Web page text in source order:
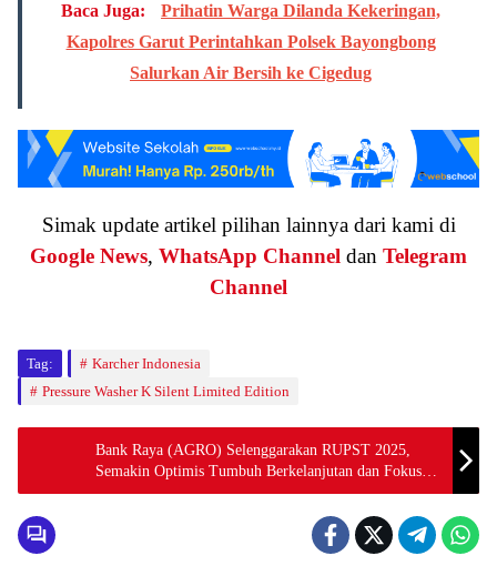
Baca Juga:
Prihatin Warga Dilanda Kekeringan,
Kapolres Garut Perintahkan Polsek Bayongbong
Salurkan Air Bersih ke Cigedug
Simak update artikel pilihan lainnya dari kami di
Google News, WhatsApp Channel dan Telegram
Channel
Tag:
Karcher Indonesia
Pressure Washer K Silent Limited Edition
Bank Raya (AGRO) Selenggarakan RUPST 2025,
Semakin Optimis Tumbuh Berkelanjutan dan Fokus
Akselerasi Pertumbuhan Bisnis Digital